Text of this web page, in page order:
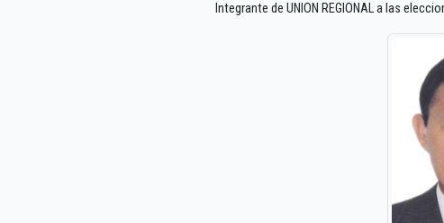
Integrante de UNION REGIONAL a las